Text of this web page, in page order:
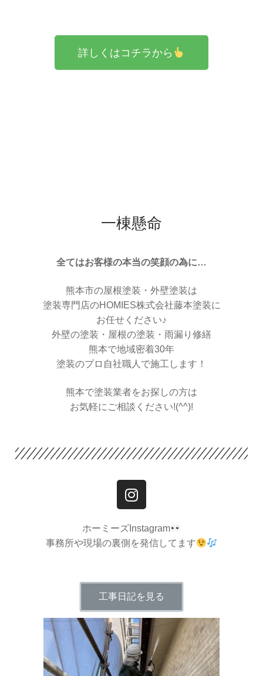
詳しくはコチラから
一棟懸命
全てはお客様の本当の笑顔の為に…
熊本市の屋根塗装・外壁塗装は
塗装専門店のHOMIES株式会社藤本塗装に
お任せください♪
外壁の塗装・屋根の塗装・雨漏り修繕
熊本で地域密着30年
塗装のプロ自社職人で施工します！
熊本で塗装業者をお探しの方は
お気軽にご相談ください!(^^)!
ホーミーズInstagram
事務所や現場の裏側を発信してます
工事日記を見る